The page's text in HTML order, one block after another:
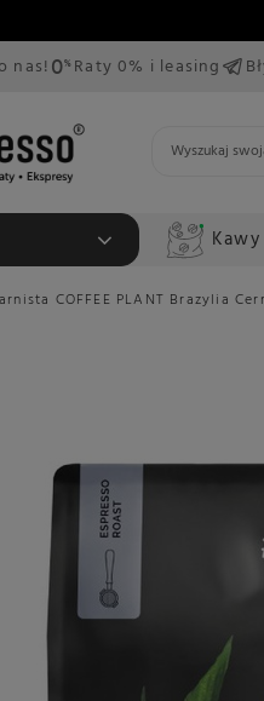
nas!
Raty 0% i leasing
Kawy
COFFEE PLANT Brazylia